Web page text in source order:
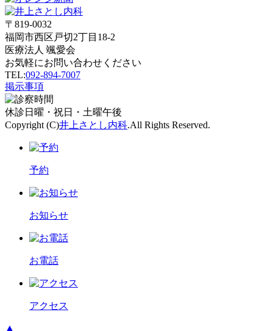
〒819-0032
福岡市西区戸切2丁目18-2
医療法人 颯愛会
お気軽にお問い合わせください
TEL:092-894-7007
掲示事項
休診 日曜・祝日・土曜午後
Copyright (C)井上さとし内科.All Rights Reserved.
予約
お知らせ
お電話
アクセス
▲